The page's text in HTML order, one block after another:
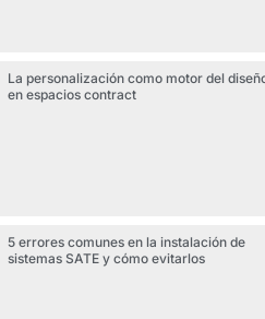
La personalización como motor del
en espacios contract
5 errores comunes en la instalación de
sistemas SATE y cómo evitarlos